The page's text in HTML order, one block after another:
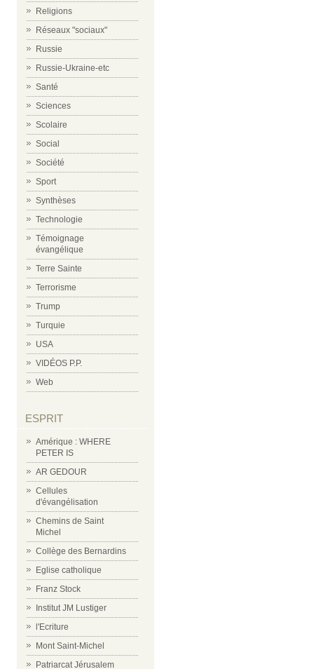
Religions
Réseaux "sociaux"
Russie
Russie-Ukraine-etc
Santé
Sciences
Scolaire
Social
Société
Sport
Synthèses
Technologie
Témoignage
évangélique
Terre Sainte
Terrorisme
Trump
Turquie
USA
VIDÉOS P.P.
Web
ESPRIT
Amérique : WHERE
PETER IS
AR GEDOUR
Cellules
d'évangélisation
Chemins de Saint
Michel
Collège des Bernardins
Eglise catholique
Franz Stock
Institut JM Lustiger
l'Ecriture
Mont Saint-Michel
Patriarcat Jérusalem